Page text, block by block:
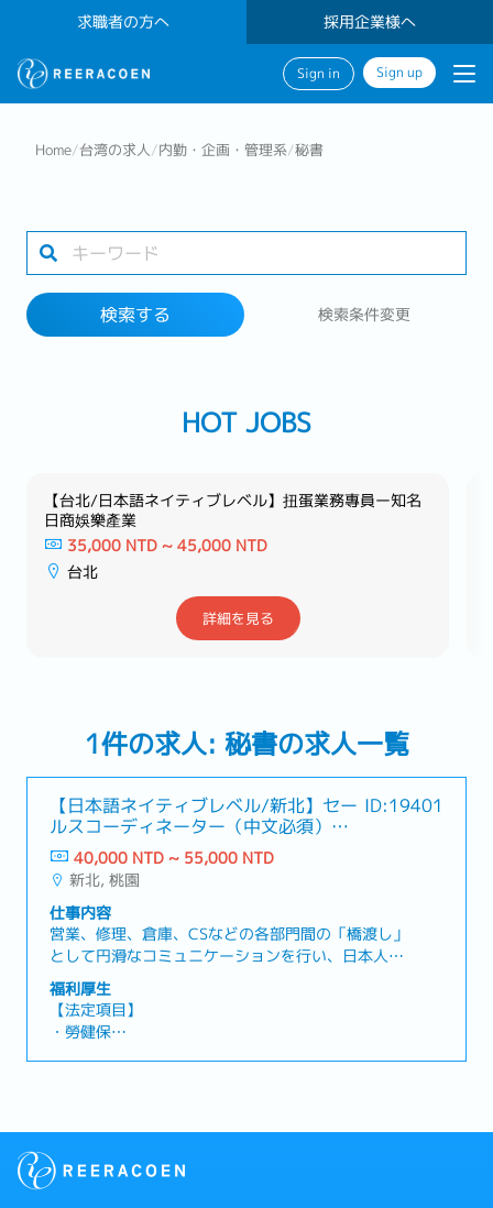
求職者の方へ 採用企業様へ
Sign in Sign up
業界
Home/台湾の求人/内勤・企画・管理系/秘書
検索する 検索条件変更
HOT JOBS
【台北/日本語ネイティブレベル】扭蛋業務專員ー知名
日商娛樂產業
35,000 NTD ~ 45,000 NTD
台北
詳細を見る
1件の求人: 秘書の求人一覧
【日本語ネイティブレベル/新北】セー
ルスコーディネーター（中文必須）－
日系大手機械メーカー
ID:19401
40,000 NTD ~ 55,000 NTD
新北, 桃園
仕事内容
営業、修理、倉庫、CSなどの各部門間の「橋渡し」
として円滑なコミュニケーションを行い、日本人ス
タッフの業務を多角的にサポートすることがミッシ
ョンです。■主な業務内容 ・部門間の調整: 各部署
間の連携をスムーズにし、業務プロセスの進捗を管
理します・日本人スタッフのサポート: 日本人スタ
ッフの業務サポートや、社内コミュニケーションの
ための各所への手配や調整を行います
福利厚生
【法定項目】
・勞健保
【公司福利】
・三節禮金